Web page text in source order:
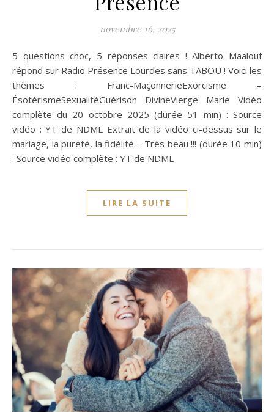
novembre 16, 2025
5 questions choc, 5 réponses claires ! Alberto Maalouf
répond sur Radio Présence Lourdes sans TABOU ! Voici les
thèmes : Franc-MaçonnerieExorcisme –
ÉsotérismeSexualitéGuérison DivineVierge Marie Vidéo
complète du 20 octobre 2025 (durée 51 min) : Source
vidéo : YT de NDML Extrait de la vidéo ci-dessus sur le
mariage, la pureté, la fidélité – Très beau !!! (durée 10 min)
: Source vidéo complète : YT de NDML
LIRE LA SUITE